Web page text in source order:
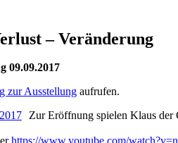
– Veränderung
09.09.2017
zur Ausstellungaufrufen.
Zur Eröffnung spielen Klaus der